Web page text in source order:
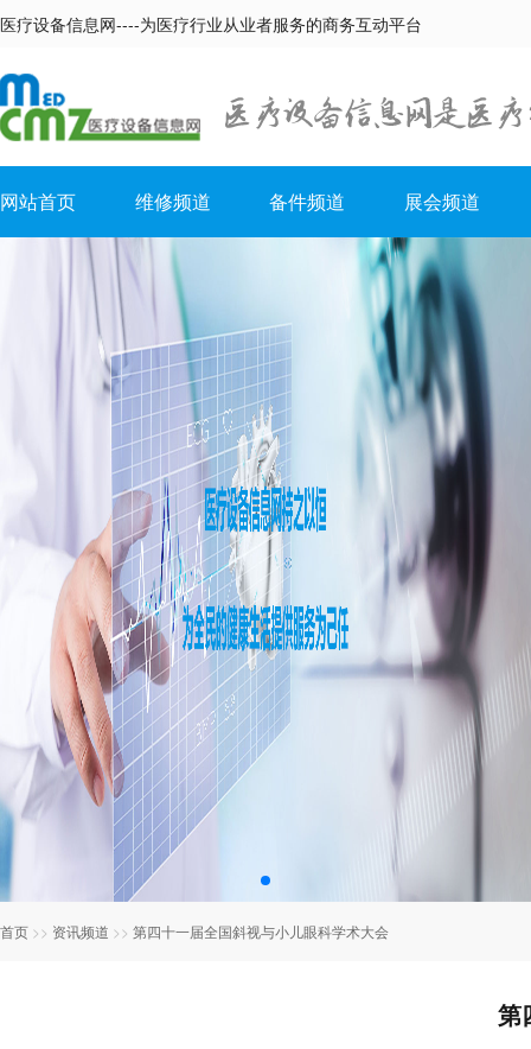
医疗设备信息网----为医疗行业从业者服务的商务互动平台
网站首页 维修频道 备件频道 展会频道
首页 >> 资讯频道 >> 第四十一届全国斜视与小儿眼科学术大会
第